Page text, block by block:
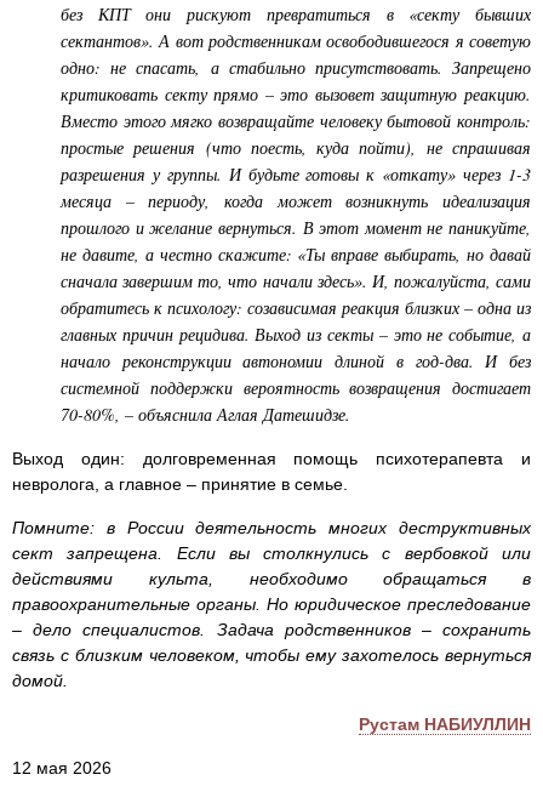
без КПТ они рискуют превратиться в «секту бывших
сектантов». А вот родственникам освободившегося я советую
одно: не спасать, а стабильно присутствовать. Запрещено
критиковать секту прямо – это вызовет защитную реакцию.
Вместо этого мягко возвращайте человеку бытовой контроль:
простые решения (что поесть, куда пойти), не спрашивая
разрешения у группы. И будьте готовы к «откату» через 1-3
месяца – периоду, когда может возникнуть идеализация
прошлого и желание вернуться. В этот момент не паникуйте,
не давите, а честно скажите: «Ты вправе выбирать, но давай
сначала завершим то, что начали здесь». И, пожалуйста, сами
обратитесь к психологу: созависимая реакция близких – одна из
главных причин рецидива. Выход из секты – это не событие, а
начало реконструкции автономии длиной в год-два. И без
системной поддержки вероятность возвращения достигает
70-80%, – объяснила Аглая Датешидзе.
Выход один: долговременная помощь психотерапевта и
невролога, а главное – принятие в семье.
Помните: в России деятельность многих деструктивных
сект запрещена. Если вы столкнулись с вербовкой или
действиями культа, необходимо обращаться в
правоохранительные органы. Но юридическое преследование
– дело специалистов. Задача родственников – сохранить
связь с близким человеком, чтобы ему захотелось вернуться
домой.
Рустам НАБИУЛЛИН
12 мая 2026